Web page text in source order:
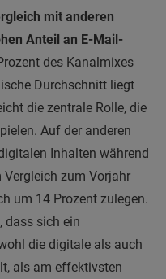
mit anderen
Anteil an E-Mail-
des Kanalmixes
Durchschnitt liegt
die zentrale Rolle, die
Auf der anderen
Inhalten während
zum Vorjahr
um 14 Prozent zulegen.
dass sich ein
die digitale als auch
als am effektivsten